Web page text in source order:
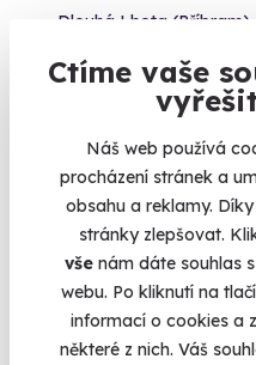
Ctíme vaše
Náš web používá
procházení stránek a
obsahu a reklamy.
stránky zlepšovat.
vše nám dáte souhlas
webu. Po kliknutí na
informací o cookies a
některé z nich. Váš
Dlouhá Lhota (Příbram)
5 400 Kč
Volný termín už 14. 08.
Doporučujeme